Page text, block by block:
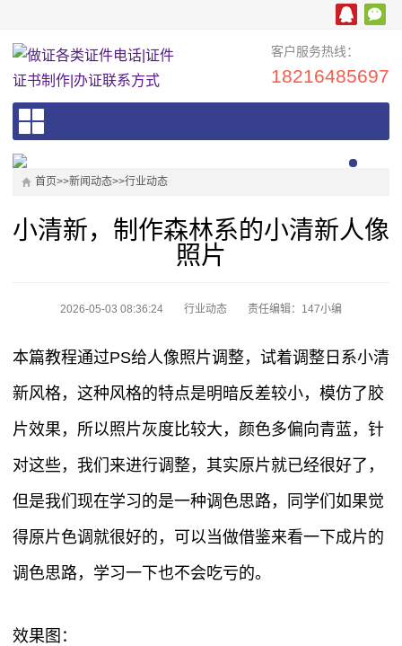
客户服务热线：
18216485697
首页>>新闻动态>>行业动态
小清新，制作森林系的小清新人像
照片
2026-05-03 08:36:24 行业动态 责任编辑：147小编
本篇教程通过PS给人像照片调整，试着调整日系小清
新风格，这种风格的特点是明暗反差较小，模仿了胶
片效果，所以照片灰度比较大，颜色多偏向青蓝，针
对这些，我们来进行调整，其实原片就已经很好了，
但是我们现在学习的是一种调色思路，同学们如果觉
得原片色调就很好的，可以当做借鉴来看一下成片的
调色思路，学习一下也不会吃亏的。
效果图：